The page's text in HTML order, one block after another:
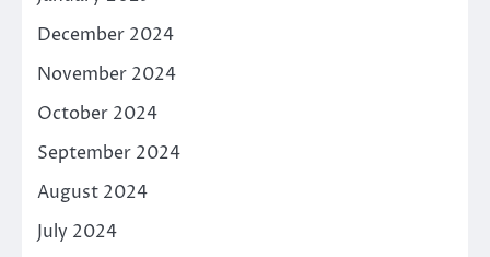
December 2024
November 2024
October 2024
September 2024
August 2024
July 2024